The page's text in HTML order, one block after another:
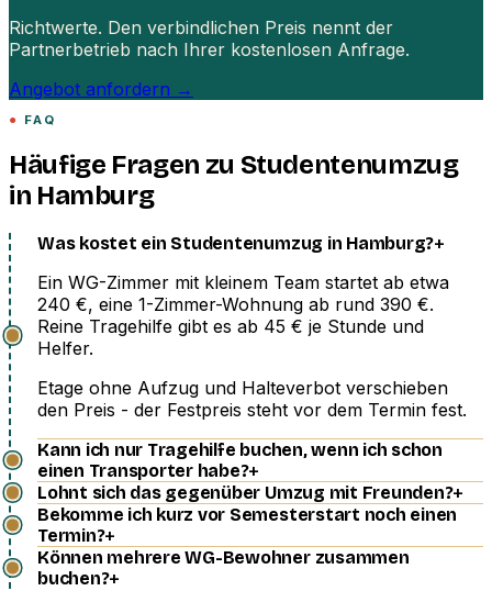
Richtwerte. Den verbindlichen Preis nennt der
Partnerbetrieb nach Ihrer kostenlosen Anfrage.
Angebot anfordern →
FAQ
Häufige Fragen zu Studentenumzug
in Hamburg
Was kostet ein Studentenumzug in Hamburg?+
Ein WG-Zimmer mit kleinem Team startet ab etwa
240 €, eine 1-Zimmer-Wohnung ab rund 390 €.
Reine Tragehilfe gibt es ab 45 € je Stunde und
Helfer.
Etage ohne Aufzug und Halteverbot verschieben
den Preis - der Festpreis steht vor dem Termin fest.
Kann ich nur Tragehilfe buchen, wenn ich schon
einen Transporter habe?+
Lohnt sich das gegenüber Umzug mit Freunden?+
Bekomme ich kurz vor Semesterstart noch einen
Termin?+
Können mehrere WG-Bewohner zusammen
buchen?+